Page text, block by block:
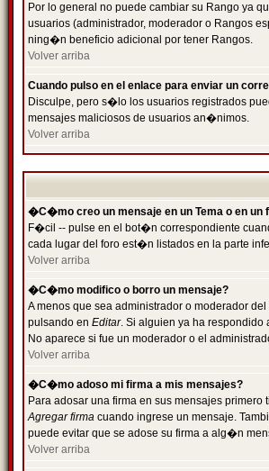
Por lo general no puede cambiar su Rango ya
usuarios (administrador, moderador o Rangos
ning�n beneficio adicional por tener Rangos.
Volver arriba
Cuando pulso en el enlace para enviar un
Disculpe, pero s�lo los usuarios registrados
mensajes maliciosos de usuarios an�nimos.
Volver arriba
�C�mo creo un mensaje en un Tema o en un
F�cil -- pulse en el bot�n correspondiente
cada lugar del foro est�n listados en la parte
Volver arriba
�C�mo modifico o borro un mensaje?
A menos que sea administrador o moderador
pulsando en Editar. Si alguien ya ha
No aparece si fue un moderador o el
Volver arriba
�C�mo adoso mi firma a mis mensajes?
Para adosar una firma en sus mensajes
Agregar firma cuando ingrese un mensaje.
puede evitar que se adose su firma a alg�n
Volver arriba